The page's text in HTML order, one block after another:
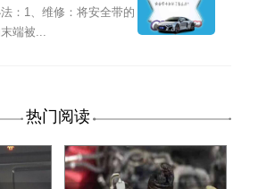
：1、维修：将安全带的
端被...
热门阅读